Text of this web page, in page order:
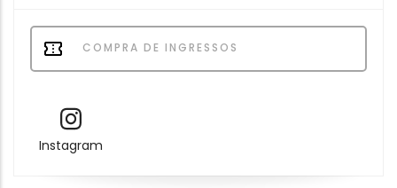
COMPRA DE INGRESSOS
Instagram